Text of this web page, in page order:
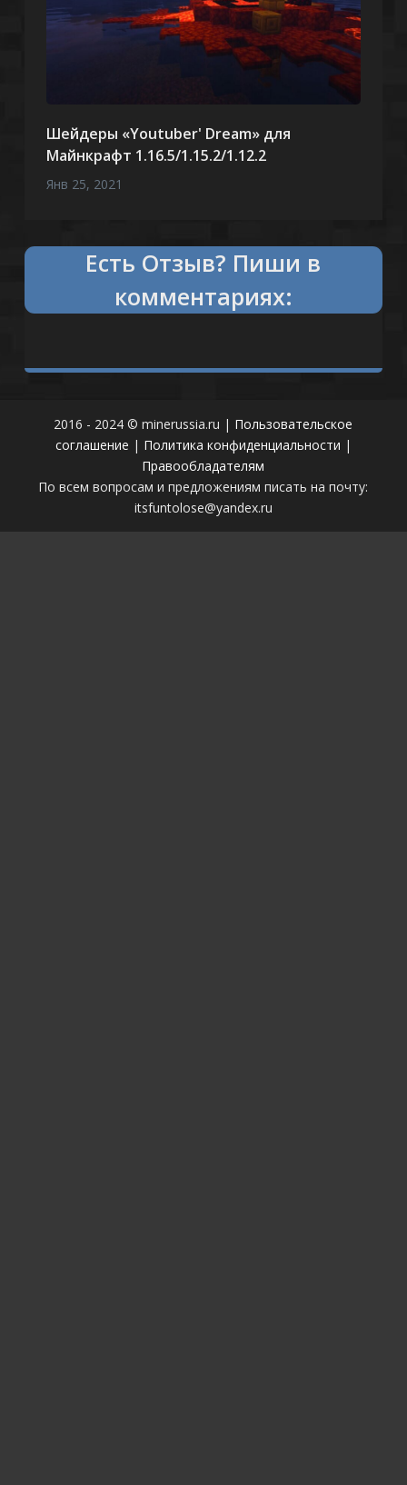
Шейдеры «Youtuber' Dream» для
Майнкрафт 1.16.5/1.15.2/1.12.2
Янв 25, 2021
Естьчто сказать?Пиши в
комментариях:
2016 - 2024 © minerussia.ru | Пользовательское
соглашение | Политика конфиденциальности |
Правообладателям
По всем вопросам и предложениям писать на почту:
itsfuntolose@yandex.ru